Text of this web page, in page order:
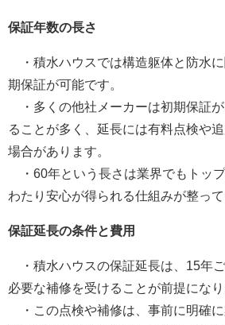
保証年数の長さ
・積水ハウスでは構造躯体と防水
期保証が可能です。
・多くの他社メーカーは初期保証が
ることが多く、延長には有料点検や
場合があります。
・60年という長さは業界でもトッ
わたり安心が得られる仕組みが整って
保証延長の条件と費用
・積水ハウスの保証延長は、15年
必要な補修を受けることが前提になり
・この点検や補修は、事前に明確